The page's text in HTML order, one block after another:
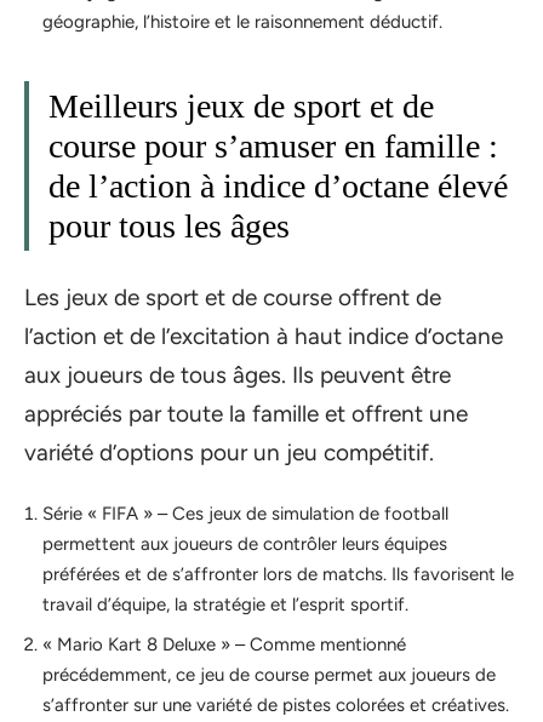
géographie, l’histoire et le raisonnement déductif.
Meilleurs jeux de sport et de
course pour s’amuser en famille :
de l’action à indice d’octane élevé
pour tous les âges
Les jeux de sport et de course offrent de
l’action et de l’excitation à haut indice d’octane
aux joueurs de tous âges. Ils peuvent être
appréciés par toute la famille et offrent une
variété d’options pour un jeu compétitif.
Série « FIFA » – Ces jeux de simulation de football
permettent aux joueurs de contrôler leurs équipes
préférées et de s’affronter lors de matchs. Ils favorisent le
travail d’équipe, la stratégie et l’esprit sportif.
« Mario Kart 8 Deluxe » – Comme mentionné
précédemment, ce jeu de course permet aux joueurs de
s’affronter sur une variété de pistes colorées et créatives.